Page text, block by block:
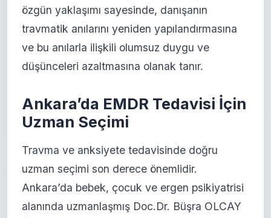
özgün yaklaşımı sayesinde, danışanın
travmatik anılarını yeniden yapılandırmasına
ve bu anılarla ilişkili olumsuz duygu ve
düşünceleri azaltmasına olanak tanır.
Ankara’da EMDR Tedavisi İçin
Uzman Seçimi
Travma ve anksiyete tedavisinde doğru
uzman seçimi son derece önemlidir.
Ankara’da bebek, çocuk ve ergen psikiyatrisi
alanında uzmanlaşmış Doc.Dr. Büşra OLCAY